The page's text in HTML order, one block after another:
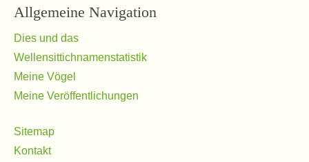
Allgemeine Navigation
Dies und das
Wellensittichnamenstatistik
Meine Vögel
Meine Veröffentlichungen
Sitemap
Kontakt